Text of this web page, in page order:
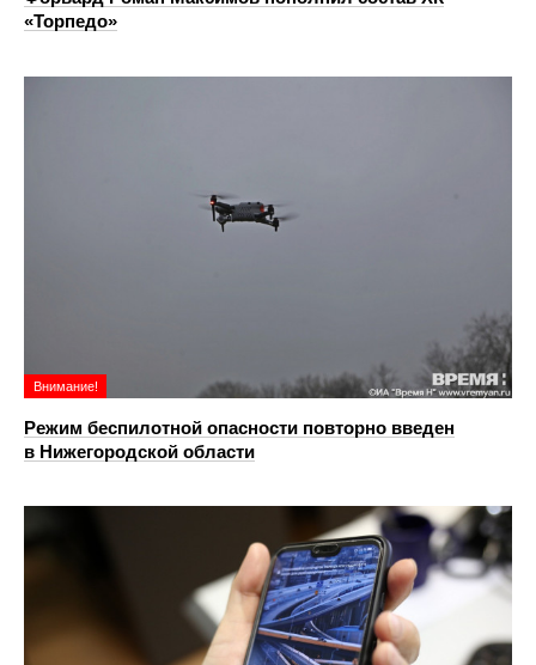
«Торпедо»
Внимание!
Режим беспилотной опасности повторно введен
в Нижегородской области